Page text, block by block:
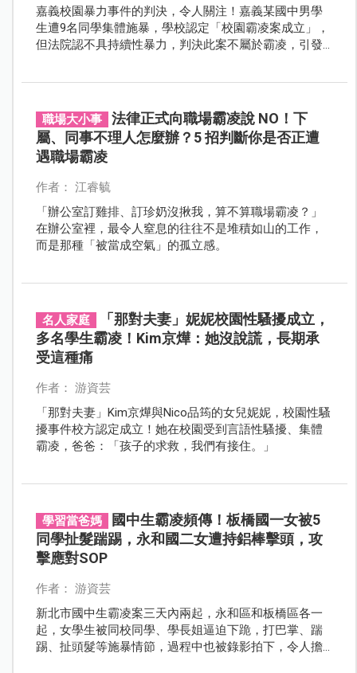
嘉義校園暴力事件的判決，令人關注！嘉義某國中男學
生遭9名同學集體施暴，學校認定「校園霸凌案成立」，
但法院認不具持續性暴力，判決此案不屬於霸凌，引發
職場大小事
法律正式向職場霸凌說 NO！下
屬、同事不理人怎麼辦？5 招判斷你是否正遭
遇職場霸凌
作者： 江睿毓
「辦公室訂雞排、訂珍奶沒揪我，算不算職場霸凌？」
在辦公室裡，最令人窒息的往往不是堆積如山的工作，
而是那種「被當成空氣」的孤立感。
名人家庭
「那對夫妻」妮妮校園性騷擾成立，
多名學生霸凌！Kim京燁：她沒說謊，長期承
受這種痛
作者： 游資芸
「那對夫妻」Kim京燁與Nico品筠的女兒妮妮，校園性騷
擾事件校方認定成立！她在校園受到言語性騷擾、集體
霸凌，爸爸：「孩子的求救，我們有接住。」
學習當爸媽
國中生霸凌頻傳！板橋國一女被5
同學扯髮踹踢，永和國二女遭持鋁棒擊頭，攻
擊應對SOP
作者： 游資芸
新北市國中生霸凌案三天內兩起，永和區和板橋區各一
起，女學生被同校同學、學長姐逼迫下跪，打巴掌、踹
踢、扯頭髮等施暴情節，過程中也被錄影拍下，令人擔